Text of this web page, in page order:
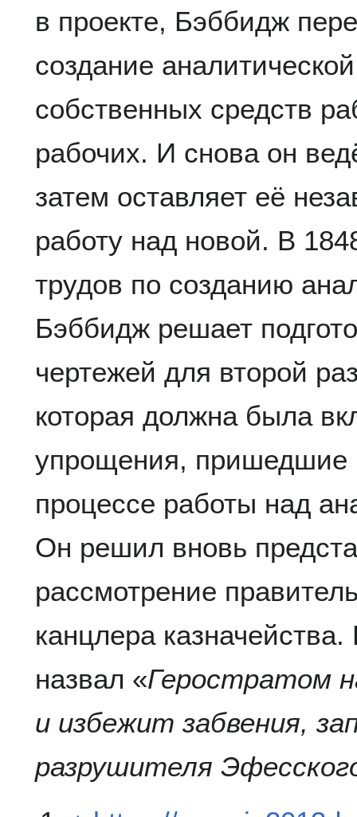
в проекте, Бэббидж
создание
собственных средств
рабочих. И снова он
затем оставляет её
работу над новой. В
трудов по созданию
Бэббидж решает
чертежей для второй
которая должна была
упрощения, пришедшие
процессе работы над
Он решил вновь
рассмотрение
канцлера
назвал «Геростратом
и избежит забвения,
разрушителя